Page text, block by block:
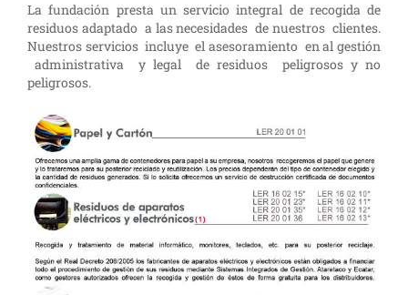
La fundación presta un servicio integral de recogida de
residuos adaptado a las necesidades de nuestros clientes.
Nuestros servicios incluye el asesoramiento en al gestión
administrativa y legal de residuos peligrosos y no
peligrosos.